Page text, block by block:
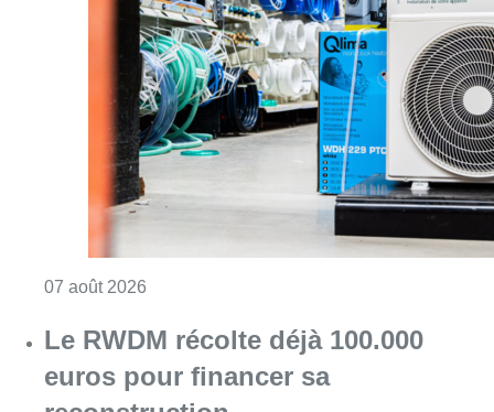
Le RWDM récolte déjà 100.000
euros pour financer sa
reconstruction